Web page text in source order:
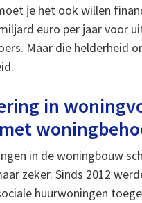
je het ook willen
euro per jaar voor
Maar die helderheid
in
in de woningbouw
zeker. Sinds 2012
huurwoningen